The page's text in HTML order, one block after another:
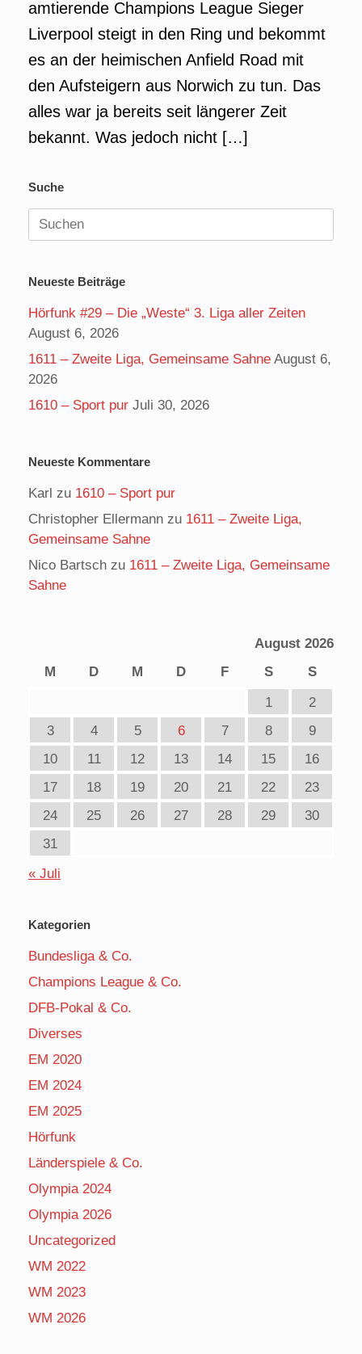
amtierende Champions League Sieger
Liverpool steigt in den Ring und bekommt
es an der heimischen Anfield Road mit
den Aufsteigern aus Norwich zu tun. Das
alles war ja bereits seit längerer Zeit
bekannt. Was jedoch nicht […]
Suche
Suchen
nach:
Neueste Beiträge
Hörfunk #29 – Die „Weste“ 3. Liga aller Zeiten
August 6, 2026
1611 – Zweite Liga, Gemeinsame Sahne August 6,
2026
1610 – Sport pur Juli 30, 2026
Neueste Kommentare
Karl zu 1610 – Sport pur
Christopher Ellermann zu 1611 – Zweite Liga,
Gemeinsame Sahne
Nico Bartsch zu 1611 – Zweite Liga, Gemeinsame
Sahne
August 2026
M
D M D F S
S
1
2
3
4 5 6 7 8
9
10
11 12 13 14 15
16
17
18 19 20 21 22
23
24
25 26 27 28 29
30
31
« Juli
Kategorien
Bundesliga & Co.
Champions League & Co.
DFB-Pokal & Co.
Diverses
EM 2020
EM 2024
EM 2025
Hörfunk
Länderspiele & Co.
Olympia 2024
Olympia 2026
Uncategorized
WM 2022
WM 2023
WM 2026